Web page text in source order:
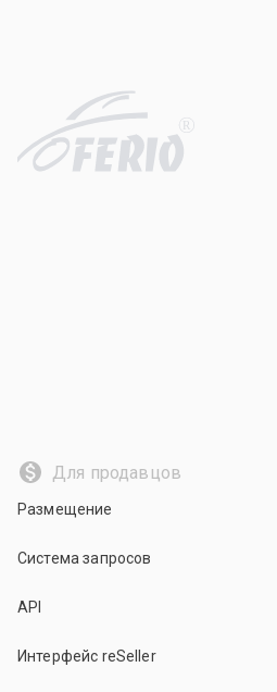
R
Для продавцов
Размещение
Система запросов
API
Интерфейс reSeller